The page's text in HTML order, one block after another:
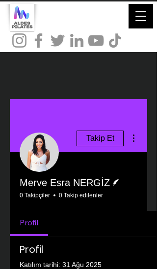
Takip Et
Merve Esra NERGİZ
0 Takipçiler 0 Takip edilenler
Profil
Profil
Katılım tarihi: 31 Ağu 2025